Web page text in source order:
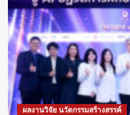
ผลงานวิจัย นวัตกรรมสร้างสรรค์